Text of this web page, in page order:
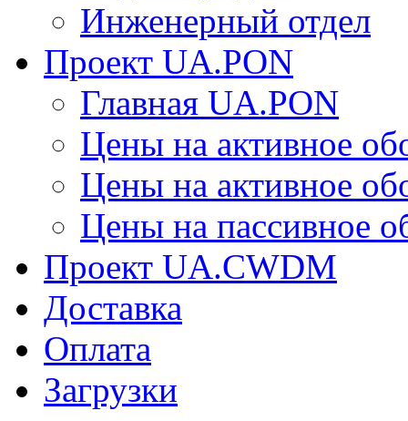
Инженерный отдел
Проект UA.PON
Главная UA.PON
Цены на активное
Цены на активное
Цены на пассивное
Проект UA.CWDM
Доставка
Оплата
Загрузки